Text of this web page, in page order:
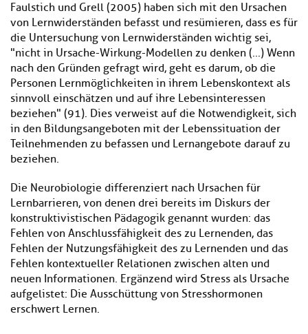
Faulstich und Grell (2005) haben sich mit den Ursachen
von Lernwiderständen befasst und resümieren, dass es für
die Untersuchung von Lernwiderständen wichtig sei,
"nicht in Ursache-Wirkung-Modellen zu denken (...) Wenn
nach den Gründen gefragt wird, geht es darum, ob die
Personen Lernmöglichkeiten in ihrem Lebenskontext als
sinnvoll einschätzen und auf ihre Lebensinteressen
beziehen" (91). Dies verweist auf die Notwendigkeit, sich
in den Bildungsangeboten mit der Lebenssituation der
Teilnehmenden zu befassen und Lernangebote darauf zu
beziehen.
Die Neurobiologie differenziert nach Ursachen für
Lernbarrieren, von denen drei bereits im Diskurs der
konstruktivistischen Pädagogik genannt wurden: das
Fehlen von Anschlussfähigkeit des zu Lernenden, das
Fehlen der Nutzungsfähigkeit des zu Lernenden und das
Fehlen kontextueller Relationen zwischen alten und
neuen Informationen. Ergänzend wird Stress als Ursache
aufgelistet: Die Ausschüttung von Stresshormonen
erschwert Lernen.